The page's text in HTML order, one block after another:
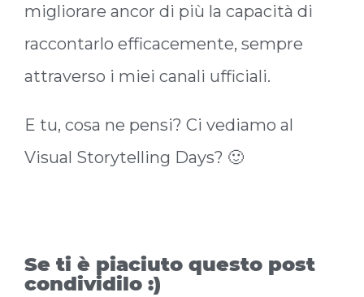
migliorare ancor di più la capacità di
raccontarlo efficacemente, sempre
attraverso i miei canali ufficiali.
E tu, cosa ne pensi? Ci vediamo al
Visual Storytelling Days? 🙂
Se ti è piaciuto questo post
condividilo :)